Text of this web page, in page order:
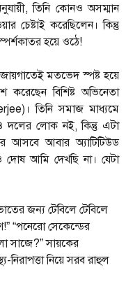
তিনি কোনও অসম্মান
চেষ্টাই করেছিলেন। কিন্তু
হয়ে ওঠে!
মতভেদ স্পষ্ট হয়ে
করেছেন বিশিষ্ট অভিনেতা
তিনি সমাজ মাধ্যমে
দলের লোক নই, কিন্তু এটা
আসবে আবার অ্যাটিটিউড
দোষ আমি দেখছি না। যেটা
জন্য টেবিলে টেবিলে
“পনেরো সেকেন্ডের
সাজে?” সায়কের
নিরাপত্তা নিয়ে সরব রাহুল